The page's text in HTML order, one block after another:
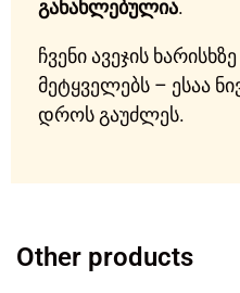
განახლებულია.
ჩვენი ავეჯის
მეტყველებს – ესაა
დროს გაუძლეს.
Other products